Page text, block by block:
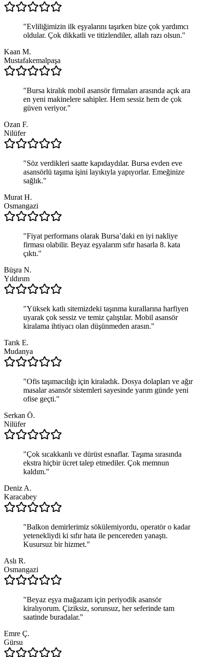
"Evliliğimizin ilk eşyalarını taşırken bize çok yardımcı
oldular. Çok dikkatli ve titizlendiler, allah razı olsun."
Kaan M.
Mustafakemalpaşa
"Bursa kiralık mobil asansör firmaları arasında açık ara
en yeni makinelere sahipler. Hem sessiz hem de çok
güven veriyor."
Ozan F.
Nilüfer
"Söz verdikleri saatte kapıdaydılar. Bursa evden eve
asansörlü taşıma işini layıkıyla yapıyorlar. Emeğinize
sağlık."
Murat H.
Osmangazi
"Fiyat performans olarak Bursa’daki en iyi nakliye
firması olabilir. Beyaz eşyalarım sıfır hasarla 8. kata
çıktı."
Büşra N.
Yıldırım
"Yüksek katlı sitemizdeki taşınma kurallarına harfiyen
uyarak çok sessiz ve temiz çalıştılar. Mobil asansör
kiralama ihtiyacı olan düşünmeden arasın."
Tarık E.
Mudanya
"Ofis taşımacılığı için kiraladık. Dosya dolapları ve ağır
masalar asansör sistemleri sayesinde yarım günde yeni
ofise geçti."
Serkan Ö.
Nilüfer
"Çok sıcakkanlı ve dürüst esnaflar. Taşıma sırasında
ekstra hiçbir ücret talep etmediler. Çok memnun
kaldım."
Deniz A.
Karacabey
"Balkon demirlerimiz sökülemiyordu, operatör o kadar
yetenekliydi ki sıfır hata ile pencereden yanaştı.
Kusursuz bir hizmet."
Aslı R.
Osmangazi
"Beyaz eşya mağazam için periyodik asansör
kiralıyorum. Çiziksiz, sorunsuz, her seferinde tam
saatinde buradalar."
Emre Ç.
Gürsu